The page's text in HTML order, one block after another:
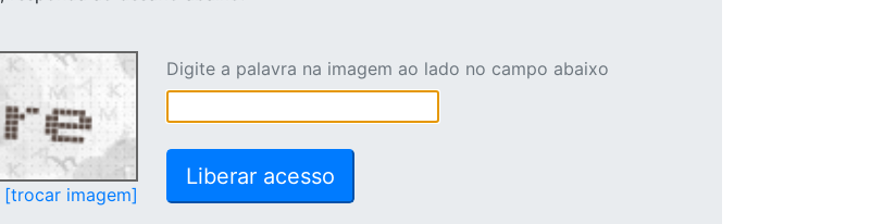
[trocar imagem]
Digite a palavra na imagem ao lado no campo abaixo